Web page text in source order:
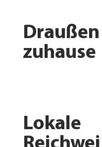
Draußen
zuhause
Lokale